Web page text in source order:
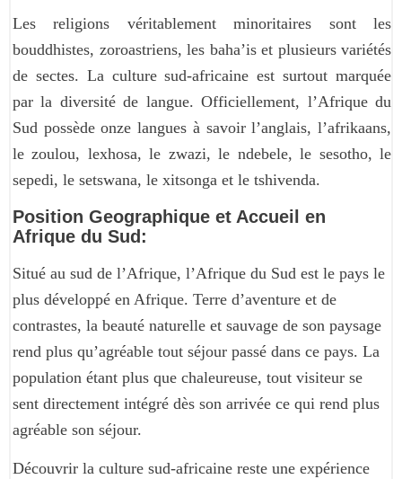
Les religions véritablement minoritaires sont les
bouddhistes, zoroastriens, les baha’is et plusieurs variétés
de sectes. La culture sud-africaine est surtout marquée
par la diversité de langue. Officiellement, l’Afrique du
Sud possède onze langues à savoir l’anglais, l’afrikaans,
le zoulou, lexhosa, le zwazi, le ndebele, le sesotho, le
sepedi, le setswana, le xitsonga et le tshivenda.
Position Geographique et Accueil en
Afrique du Sud:
Situé au sud de l’Afrique, l’Afrique du Sud est le pays le
plus développé en Afrique. Terre d’aventure et de
contrastes, la beauté naturelle et sauvage de son paysage
rend plus qu’agréable tout séjour passé dans ce pays. La
population étant plus que chaleureuse, tout visiteur se
sent directement intégré dès son arrivée ce qui rend plus
agréable son séjour.
Découvrir la culture sud-africaine reste une expérience